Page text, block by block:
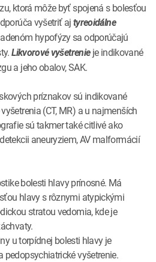
ktorá môže byť spojená s bolesťou
vyšetriť aj tyreoidálne
hypofýzy sa odporúčajú
Likvorové vyšetrenieje indikované
a jeho obalov, SAK.
príznakov sú indikované
(CT, MR) a u najmenších
sú takmer také citlivé ako
aneuryziem, AV malformácií
bolesti hlavy prínosné. Má
hlavy s rôznymi atypickými
stratou vedomia, kde je
u torpídnej bolesti hlavy je
vyšetrenie.